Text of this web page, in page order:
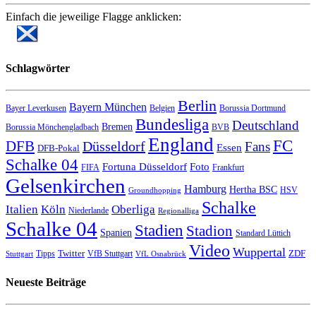
Einfach die jeweilige Flagge anklicken:
Schlagwörter
Bayer Leverkusen Bayern München Belgien Berlin Borussia Dortmund
Borussia Mönchengladbach Bremen Bundesliga BVB Deutschland
DFB DFB-Pokal DüsseldorfEngland Essen FansFC
Schalke 04 FIFA Fortuna Düsseldorf Foto Frankfurt
Gelsenkirchen Groundhopping Hamburg Hertha BSC HSV
Italien Köln Niederlande Oberliga Regionalliga Schalke
Schalke 04 Spanien Stadien Stadion Standard Lüttich
Stuttgart Tipps Twitter VfB Stuttgart VfL Osnabrück Video Wuppertal ZDF
Neueste Beiträge